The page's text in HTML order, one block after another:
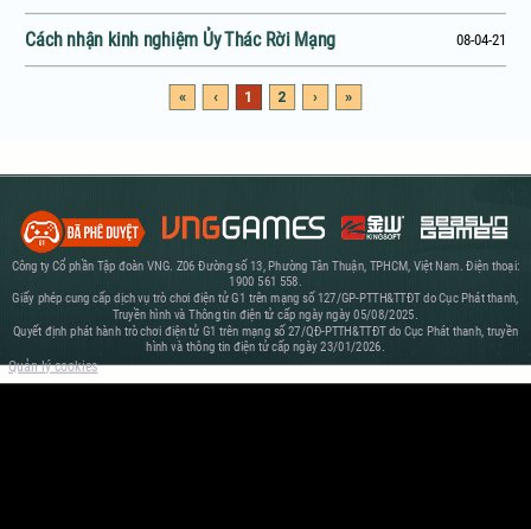
Cách nhận kinh nghiệm Ủy Thác Rời Mạng 08-04-21
« ‹ 1 2 › »
Công ty Cổ phần Tập đoàn VNG. Z06 Đường số 13, Phường Tân Thuận, TPHCM, Việt Nam. Điện thoại:
1900 561 558.
Giấy phép cung cấp dịch vụ trò chơi điện tử G1 trên mạng số 127/GP-PTTH&TTĐT do Cục Phát thanh,
Truyền hình và Thông tin điện tử cấp ngày ngày 05/08/2025.
Quyết định phát hành trò chơi điện tử G1 trên mạng số 27/QĐ-PTTH&TTĐT do Cục Phát thanh, truyền
hình và thông tin điện tử cấp ngày 23/01/2026.
Quản lý cookies